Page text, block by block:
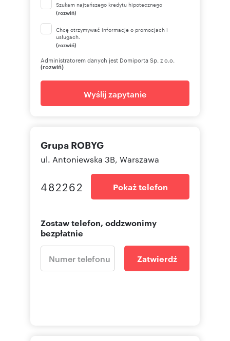
Szukam najtańszego kredytu hipotecznego
(rozwiń)
Chcę otrzymywać informacje o promocjach i
usługach.
(rozwiń)
Administratorem danych jest Domiporta Sp. z o.o.
(rozwiń)
Wyślij zapytanie
Grupa ROBYG
ul. Antoniewska 3B, Warszawa
482262 Pokaż telefon
Zostaw telefon, oddzwonimy
bezpłatnie
Zatwierdź